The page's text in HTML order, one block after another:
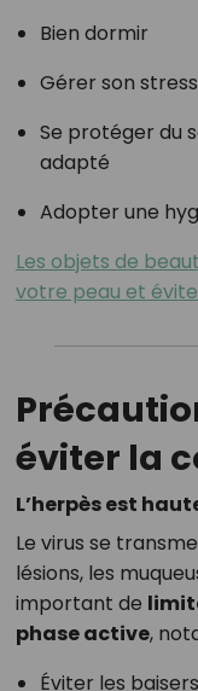
Bien dormir
Gérer son stress
Se protéger du
adapté
Adopter une
Les objets de
votre peau et
éviter la
L’herpès est
Le virus se
lésions, les
important de
phase active,
Éviter les